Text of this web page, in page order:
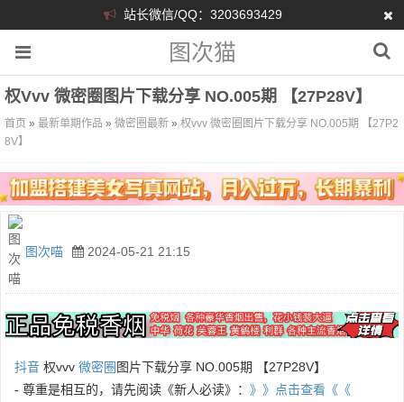
站长微信/QQ：3203693429
图次猫
权vvv 微密圈图片下载分享 NO.005期 【27P28V】
首页 » 最新单期作品 » 微密圈最新 » 权vvv 微密圈图片下载分享 NO.005期 【27P2
8V】
图次喵 2024-05-21 21:15
抖音 权vvv 微密圈 图片下载分享 NO.005期 【27P28V】
- 尊重是相互的，请先阅读《新人必读》： 》》点击查看《《